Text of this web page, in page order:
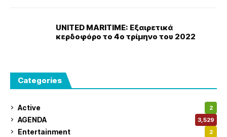
UNITED MARITIME: Εξαιρετικά
κερδοφόρο το 4ο τρίμηνο του 2022
Categories
Active 2
AGENDA 3,529
Entertainment 2